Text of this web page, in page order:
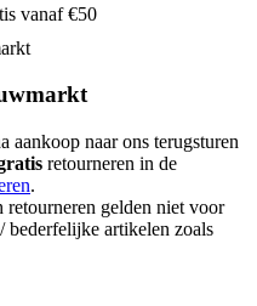
vanaf €50
aankoop naar ons terugsturen
retourneren in de
.
gelden niet voor
bederfelijke artikelen zoals